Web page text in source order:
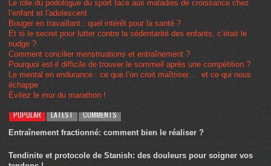
Le rôle du podologue du sport face aux maladies de croissance chez
l’enfant et l’adolescent
Bouger en travaillant : quel intérêt pour la santé ?
Et si le secret pour lutter contre la sédentarité des enfants, c’était le
nudge ?
Comment concilier menstruations et entraînement ?
Pourquoi est-il difficile de trouver le sommeil après une compétition ?
Le mental en endurance : ce que l’on croit maîtriser… et ce qui nous
échappe
Évitez le mur du marathon !
POPULAR LATEST COMMENTS
Entraînement fractionné: comment bien le réaliser ?
Tendinite et protocole de Stanish: des douleurs pour soigner vos